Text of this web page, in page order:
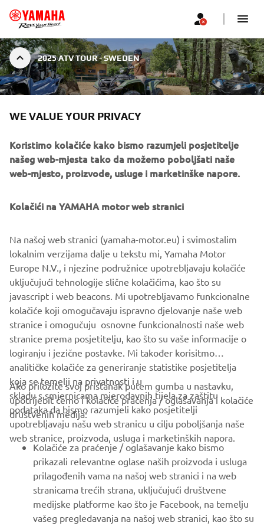
2025 ATV TOUR - SWEDEN
2025 ATV TOUR - SWEDEN | 4. LIPNJA 2025.
2025 ATV TOUR - SWEDEN
Jun 04 – Jun 06, 2025 | 22:00
Welcome to Yamaha’s All-Terrain Tour for 2025. The ATV
Tour brings the four-wheel action to you, with a number
of locations, giving you the opportunity to put your off-
road skills to the test. With a wide selection of our
vehicles across the Utility, Leisure and Sport ranges,
prepare to discover an exciting new world of adventure,
meet likeminded enthusiasts or our product specialists,
on hand to answer all of your questions.
CORPORATE
FOR BUSINESS
MORE YAMAHA
WE VALUE YOUR PRIVACY
Koristimo kolačiće kako bismo razumjeli posjetitelje
našeg web-mjesta tako da možemo poboljšati naše
web-mjesto, proizvode, usluge i marketinške napore.
Kolačići na YAMAHA motor web stranici
Na našoj web stranici (yamaha-motor.eu) i svimostalim
lokalnim verzijama dalje u tekstu mi, Yamaha Motor
Europe N.V., i njezine podružnice upotrebljavaju kolačiće
uključujući tehnologije slične kolačićima, kao što su
javascript i web beacons. Mi upotrebljavamo funkcionalne
kolačiće koji omogučavaju ispravno djelovanje naše web
stranice i omogučuju osnovne funkcionalnosti naše web
stranice prema posjetitelju, kao što su vaše informacije o
logiranju i jezične postavke. Mi također korisitmo
analitičke kolačiće za generiranje statistike posjetitelja
koja se temelji na privatnosti i u
skladu s smjernicama mjerodavnih tijela za zaštitu
podataka da bismo razumjeli kako posjetitelji
upotrebljavaju našu web stranicu u cilju poboljšanja naše
web stranice, proizvoda, usluga i marketinških napora.
Ako priložite svoj pristanak putem gumba u nastavku,
upotrijebit ćemo i kolačiće praćenja / oglašavanja i kolačiće
društvenih medija:
Kolačiće za praćenje / oglašavanje kako bismo
prikazali relevantne oglase naših proizvoda i usluga
prilagođenih vama na našoj web stranici i na web
stranicama trećih strana, uključujući društvene
medijske platforme kao što je Facebook, na temelju
vašeg pregledavanja na našoj web stranici, kao što su
prikazani proizvodi i usluge stavke koje su dodane u